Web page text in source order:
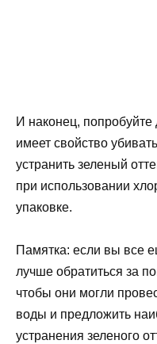
И наконец,
имеет свойство
устранить зеленый
при использовании
упаковке.
Памятка: если вы все
лучше обратиться за
чтобы они могли
воды и предложить
устранения зеленого